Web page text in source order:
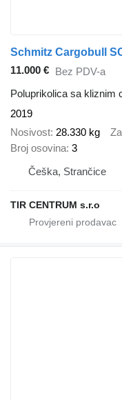
Schmitz Cargobull
11.000 € Bez PDV-a
Poluprikolica sa kliznim
2019
Nosivost 28.330 kg
Broj osovina 3
Češka, Strančice
TIR CENTRUM s.r.o